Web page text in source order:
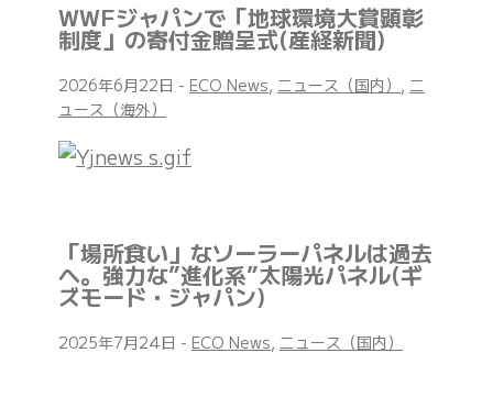
WWFジャパンで「地球環境大賞顕彰
制度」の寄付金贈呈式(産経新聞)
2026年6月22日 - ECO News, ニュース（国内） , ニ
ュース（海外）
「場所食い」なソーラーパネルは過去
へ。強力な”進化系”太陽光パネル(ギ
ズモード・ジャパン)
2025年7月24日 - ECO News, ニュース（国内）